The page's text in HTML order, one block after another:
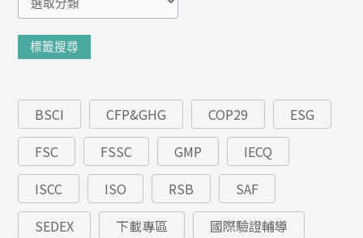
標籤搜尋
BSCI CFP&GHG COP29
ESG
FSC
FSSC GMP
IECQ
ISCC
ISO RSB
SAF
SEDEX
下載專區
國際驗證輔導